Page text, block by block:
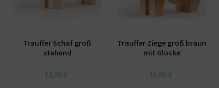
Trauffer Schaf groß
stehend
13,80 €
Trauffer Ziege groß braun
mit Glocke
15,80 €